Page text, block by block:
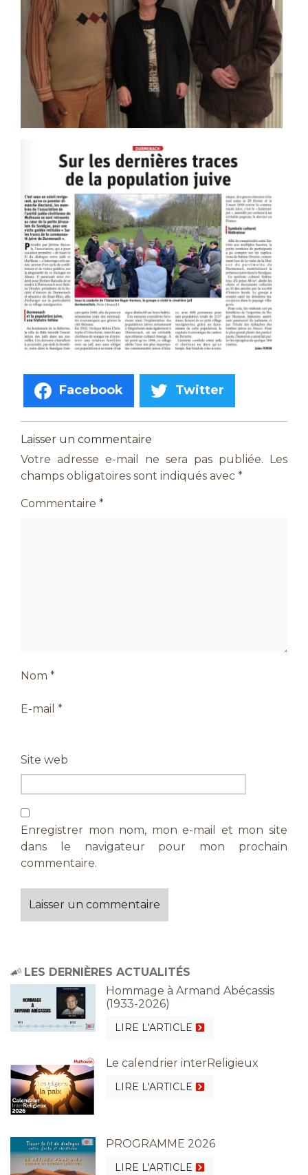
Facebook Twitter
Laisser un commentaire
Votre adresse e-mail ne sera pas publiée. Les
champs obligatoires sont indiqués avec *
Commentaire *
Nom *
E-mail *
Site web
Enregistrer mon nom, mon e-mail et mon site
dans le navigateur pour mon prochain
commentaire.
LES DERNIÈRES ACTUALITÉS
Hommage à Armand Abécassis
(1933-2026)
LIRE L'ARTICLE
Le calendrier interReligieux
LIRE L'ARTICLE
PROGRAMME 2026
LIRE L'ARTICLE